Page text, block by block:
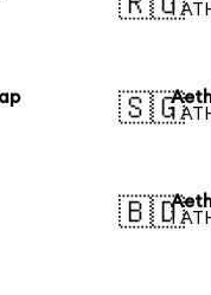
1
🇸🇬
1
🇧🇩
1